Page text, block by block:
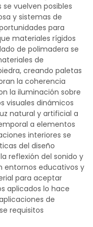
vuelven posibles
y sistemas de
para
materiales rígidos
de polimadera se
de
creando paletas
la coherencia
la iluminación sobre
visuales dinámicos
natural y artificial a
a elementos
interiores se
del diseño
reflexión del sonido y
entornos educativos y
para aceptar
aplicados lo hace
de
requisitos